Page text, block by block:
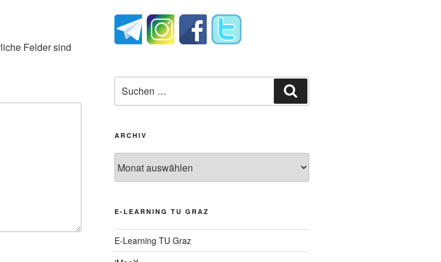
Felder sind
nach:
ARCHIV
E-LEARNING TU GRAZ
E-Learning TU Graz